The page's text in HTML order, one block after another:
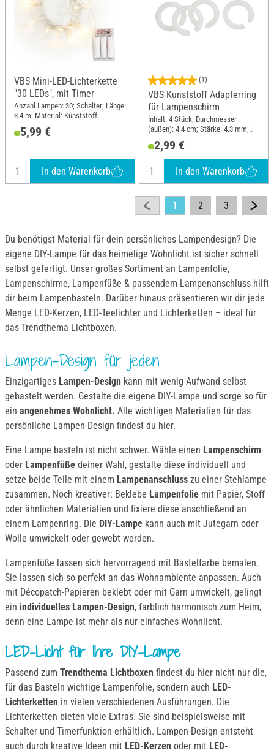
VBS Mini-LED-Lichterkette
"30 LEDs", mit Timer
Anzahl Lampen: 30; Schalter; Länge:
3.4 m; Material: Kunststoff
5,99 €
In den Warenkorb
(1)
VBS Kunststoff Adapterring
für Lampenschirm
Inhalt: 4 Stück; Durchmesser
(außen): 4.4 cm; Stärke: 4.3 mm;
Material: Kunststoff
2,99 €
In den Warenkorb
1 2 3
Du benötigst Material für dein persönliches Lampendesign? Die
eigene DIY-Lampe für das heimelige Wohnlicht ist sicher schnell
selbst gefertigt. Unser großes Sortiment an Lampenfolie,
Lampenschirme, Lampenfüße & passendem Lampenanschluss hilft
dir beim Lampenbasteln. Darüber hinaus präsentieren wir dir jede
Menge LED-Kerzen, LED-Teelichter und Lichterketten – ideal für
das Trendthema Lichtboxen.
Lampen-Design für jeden
Einzigartiges Lampen-Design kann mit wenig Aufwand selbst
gebastelt werden. Gestalte die eigene DIY-Lampe und sorge so für
ein angenehmes Wohnlicht. Alle wichtigen Materialien für das
persönliche Lampen-Design findest du hier.
Eine Lampe basteln ist nicht schwer. Wähle einen Lampenschirm
oder Lampenfüße deiner Wahl, gestalte diese individuell und
setze beide Teile mit einem Lampenanschluss zu einer Stehlampe
zusammen. Noch kreativer: Beklebe Lampenfolie mit Papier, Stoff
oder ähnlichen Materialien und fixiere diese anschließend an
einem Lampenring. Die DIY-Lampe kann auch mit Jutegarn oder
Wolle umwickelt oder gewebt werden.
Lampenfüße lassen sich hervorragend mit Bastelfarbe bemalen.
Sie lassen sich so perfekt an das Wohnambiente anpassen. Auch
mit Décopatch-Papieren beklebt oder mit Garn umwickelt, gelingt
ein individuelles Lampen-Design, farblich harmonisch zum Heim,
denn eine Lampe ist mehr als nur einfaches Wohnlicht.
LED-Licht für Ihre DIY-Lampe
Passend zum Trendthema Lichtboxen findest du hier nicht nur die,
für das Basteln wichtige Lampenfolie, sondern auch LED-
Lichterketten in vielen verschiedenen Ausführungen. Die
Lichterketten bieten viele Extras. Sie sind beispielsweise mit
Schalter und Timerfunktion erhältlich. Lampen-Design entsteht
auch durch kreative Ideen mit LED-Kerzen oder mit LED-